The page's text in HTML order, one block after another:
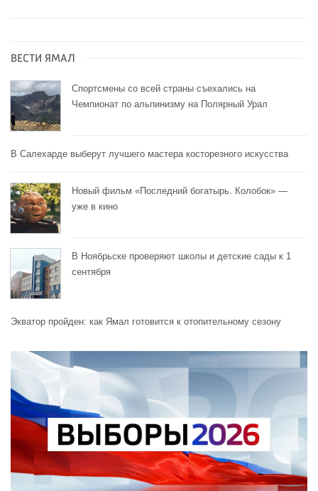
ВЕСТИ ЯМАЛ
Спортсмены со всей страны съехались на
Чемпионат по альпинизму на Полярный Урал
В Салехарде выберут лучшего мастера косторезного искусства
Новый фильм «Последний богатырь. Колобок» —
уже в кино
В Ноябрьске проверяют школы и детские сады к 1
сентября
Экватор пройден: как Ямал готовится к отопительному сезону